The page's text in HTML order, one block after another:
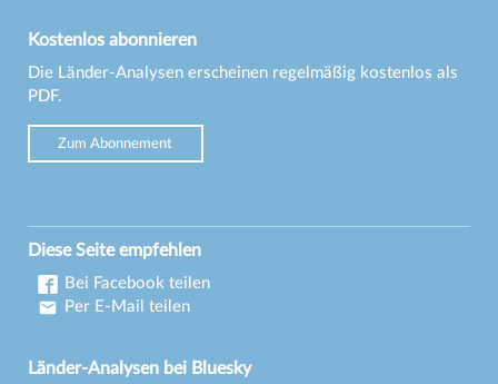
Kostenlos abonnieren
Die Länder-Analysen erscheinen regelmäßig kostenlos als
PDF.
Zum Abonnement
Diese Seite empfehlen
Bei Facebook teilen
Per E-Mail teilen
Länder-Analysen bei Bluesky